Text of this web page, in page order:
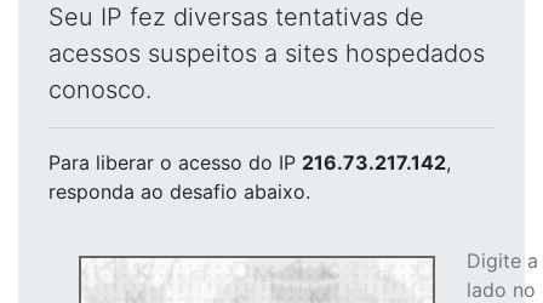
Seu IP fez diversas tentativas de
acessos suspeitos a sites hospedados
conosco.
Para liberar o acesso do IP 216.73.217.142,
responda ao desafio abaixo.
Digite
lado no